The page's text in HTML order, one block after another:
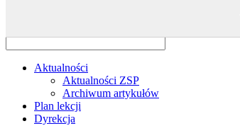
Aktualności
Aktualności ZSP
Archiwum artykułów
Plan lekcji
Dyrekcja